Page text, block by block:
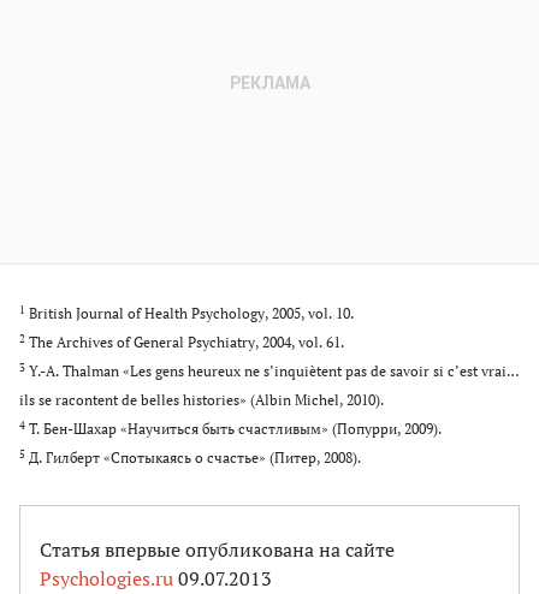
1 British Journal of Health Psychology, 2005, vol. 10.
2 The Archives of General Psychiatry, 2004, vol. 61.
3 Y.-A. Thalman «Les gens heureux ne s’inquiètent pas de savoir si c’est vrai…
ils se racontent de belles histories» (Albin Michel, 2010).
4 Т. Бен-Шахар «Научиться быть счастливым» (Попурри, 2009).
5 Д. Гилберт «Спотыкаясь о счастье» (Питер, 2008).
Статья впервые опубликована на сайте
Psychologies.ru09.07.2013